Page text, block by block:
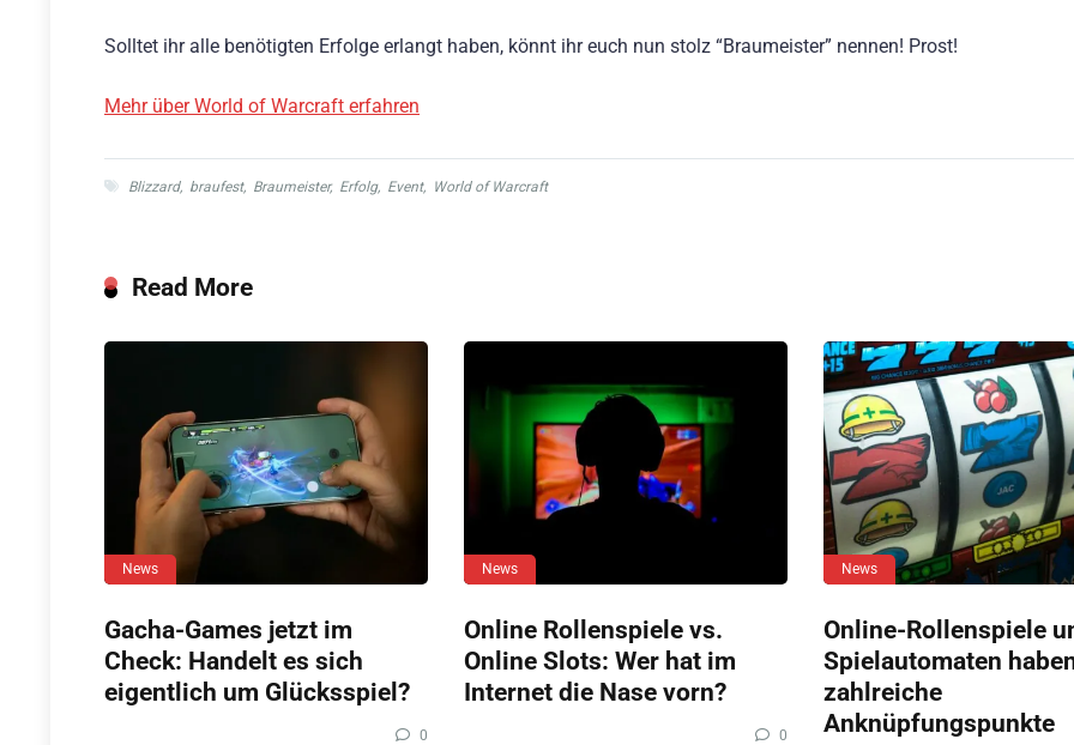
Solltet ihr alle benötigten Erfolge erlangt haben, könnt ihr euch nun stolz “Braumeister” nennen! Prost!
Mehr über World of Warcraft erfahren
Blizzard, braufest, Braumeister, Erfolg, Event, World of Warcraft
Read More
News
Gacha-Games jetzt im
Check: Handelt es sich
eigentlich um Glücksspiel?
0
News
Online Rollenspiele vs.
Online Slots: Wer hat im
Internet die Nase vorn?
0
News
Online-Rollenspiele
Spielautomaten
zahlreiche
Anknüpfungspunkte